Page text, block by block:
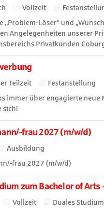
Vollzeit
„Problem-Löser“ und
Angelegenheiten unserer
Privatkunden
Teilzeit
Festanstellung
immer über engagierte
sich!
frau 2027 (m/w/d)
Ausbildung
frau 2027 (m/w/d)
zum Bachelor of
Vollzeit Duales Studium